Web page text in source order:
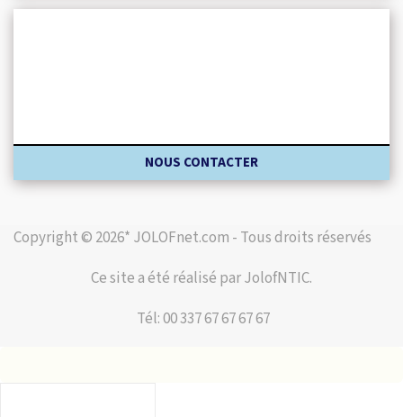
NOUS CONTACTER
Copyright © 2026* JOLOFnet.com - Tous droits réservés
Ce site a été réalisé par JolofNTIC.
Tél: 00 337 67 67 67 67